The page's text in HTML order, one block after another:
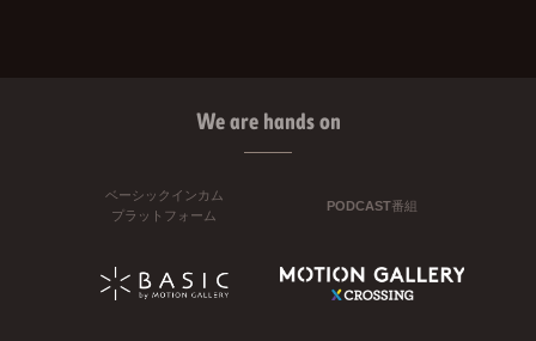
We are hands on
ベーシックインカム
プラットフォーム
PODCAST番組